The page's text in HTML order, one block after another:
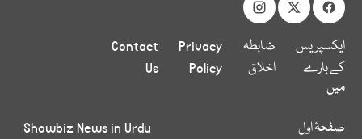
ایکسپریس
کے بارے
میں
ضابطہ
اخلاق
Privacy
Policy
Contact
Us
صفحۂ اول
Showbiz News in Urdu